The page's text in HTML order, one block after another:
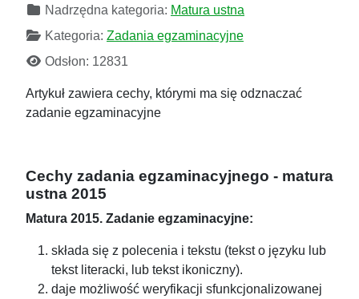
Nadrzędna kategoria: Matura ustna
Kategoria: Zadania egzaminacyjne
Odsłon: 12831
Artykuł zawiera cechy, którymi ma się odznaczać
zadanie egzaminacyjne
Cechy zadania egzaminacyjnego - matura
ustna 2015
Matura 2015. Zadanie egzaminacyjne:
składa się z polecenia i tekstu (tekst o języku lub
tekst literacki, lub tekst ikoniczny).
daje możliwość weryfikacji sfunkcjonalizowanej